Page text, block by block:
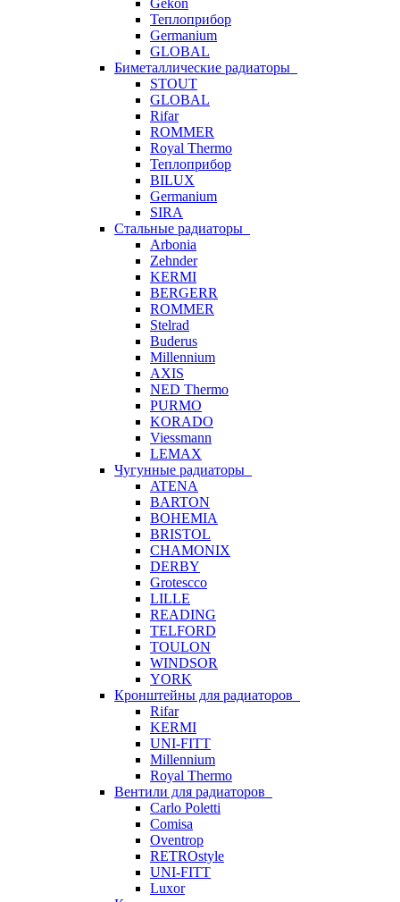
Gekon
Теплоприбор
Germanium
GLOBAL
Биметаллические радиаторы
STOUT
GLOBAL
Rifar
ROMMER
Royal Thermo
Теплоприбор
BILUX
Germanium
SIRA
Стальные радиаторы
Arbonia
Zehnder
KERMI
BERGERR
ROMMER
Stelrad
Buderus
Millennium
AXIS
NED Thermo
PURMO
KORADO
Viessmann
LEMAX
Чугунные радиаторы
ATENA
BARTON
BOHEMIA
BRISTOL
CHAMONIX
DERBY
Grotescco
LILLE
READING
TELFORD
TOULON
WINDSOR
YORK
Кронштейны для радиаторов
Rifar
KERMI
UNI-FITT
Millennium
Royal Thermo
Вентили для радиаторов
Carlo Poletti
Comisa
Oventrop
RETROstyle
UNI-FITT
Luxor